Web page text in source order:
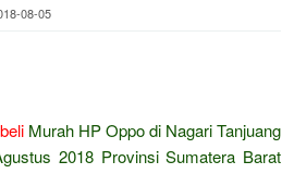
08-05
Murah HP Oppo di Nagari Tanjuang
2018 Provinsi Sumatera Barat